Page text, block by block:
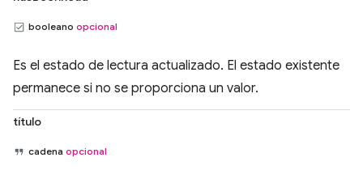
booleano opcional
Es el estado de lectura actualizado. El estado existente
permanece si no se proporciona un valor.
título
cadena opcional